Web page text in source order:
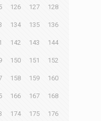
126 127 128
134 135 136
142 143 144
150 151 152
158 159 160
166 167 168
174 175 176